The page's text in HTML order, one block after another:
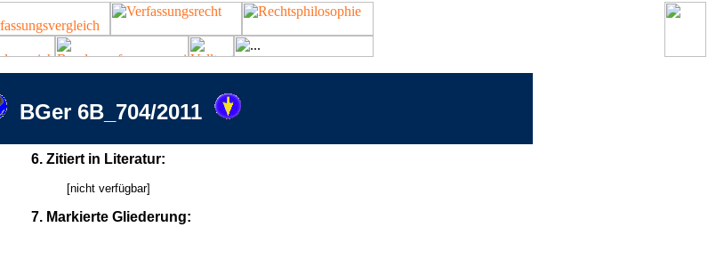
BGer 6B_704/2011
6. Zitiert in Literatur:
[nicht verfügbar]
7. Markierte Gliederung: